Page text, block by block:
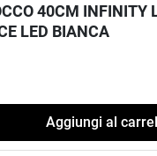
40CM INFINITY
LED BIANCA
Aggiungi al